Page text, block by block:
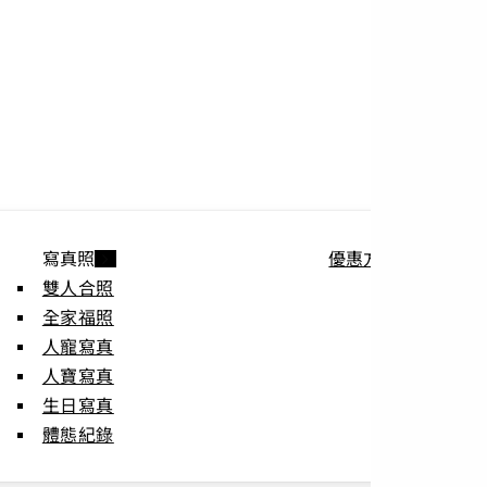
寫真照
雙人合照
全家福照
人寵寫真
人寶寫真
生日寫真
體態紀錄
優惠方案